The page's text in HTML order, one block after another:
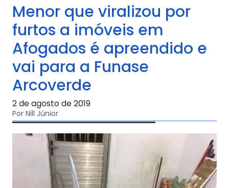
Menor que viralizou por
furtos a imóveis em
Afogados é apreendido e
vai para a Funase
Arcoverde
2 de agosto de 2019
Por Nill Júnior